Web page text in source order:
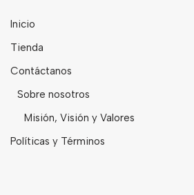
Inicio
Tienda
Contáctanos
Sobre nosotros
Misión, Visión y Valores
Políticas y Términos